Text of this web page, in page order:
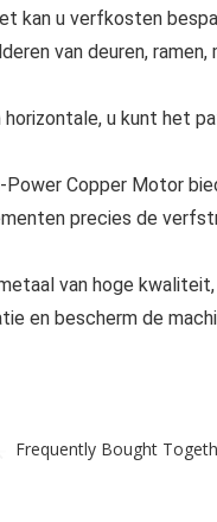
kan u verfkosten
van deuren,
u kunt het
Copper Motor
precies de
van hoge
en bescherm de
Frequently Bought